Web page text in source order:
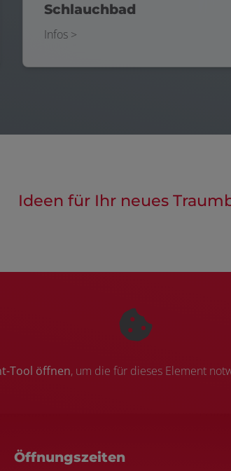
Schlauchbad
Infos >
Ideen für Ihr neues
Tool öffnen, um die für dieses Element
Öffnungszeiten